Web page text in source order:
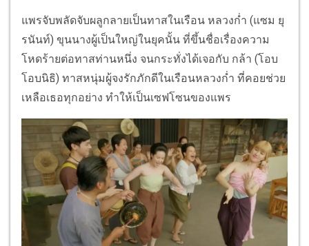
แพรจับพลัดจับผลูกลายเป็นทาสในเรือน หลวงก่ำ (แซม ยุ
รนันท์) ขุนนางผู้เป็นใหญ่ในยุคนั้น ที่ขึ้นชื่อเรื่องความ
โหดร้ายต่อทาสท่านหนึ่ง จนกระทั่งได้เจอกับ กล้า (โอบ
โอบนิธิ) ทาสหนุ่มผู้จงรักภักดีในเรือนหลวงก่ำ ที่คอยช่วย
เหลือเธอทุกอย่าง ทำให้เป็นเซฟโซนของแพร